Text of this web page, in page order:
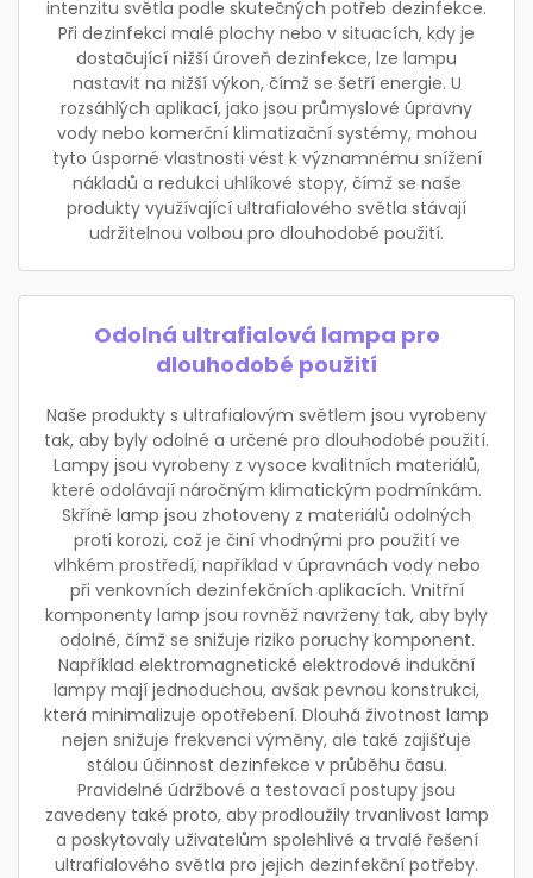
intenzitu světla podle skutečných potřeb dezinfekce.
Při dezinfekci malé plochy nebo v situacích, kdy je
dostačující nižší úroveň dezinfekce, lze lampu
nastavit na nižší výkon, čímž se šetří energie. U
rozsáhlých aplikací, jako jsou průmyslové úpravny
vody nebo komerční klimatizační systémy, mohou
tyto úsporné vlastnosti vést k významnému snížení
nákladů a redukci uhlíkové stopy, čímž se naše
produkty využívající ultrafialového světla stávají
udržitelnou volbou pro dlouhodobé použití.
Odolná ultrafialová lampa pro
dlouhodobé použití
Naše produkty s ultrafialovým světlem jsou vyrobeny
tak, aby byly odolné a určené pro dlouhodobé použití.
Lampy jsou vyrobeny z vysoce kvalitních materiálů,
které odolávají náročným klimatickým podmínkám.
Skříně lamp jsou zhotoveny z materiálů odolných
proti korozi, což je činí vhodnými pro použití ve
vlhkém prostředí, například v úpravnách vody nebo
při venkovních dezinfekčních aplikacích. Vnitřní
komponenty lamp jsou rovněž navrženy tak, aby byly
odolné, čímž se snižuje riziko poruchy komponent.
Například elektromagnetické elektrodové indukční
lampy mají jednoduchou, avšak pevnou konstrukci,
která minimalizuje opotřebení. Dlouhá životnost lamp
nejen snižuje frekvenci výměny, ale také zajišťuje
stálou účinnost dezinfekce v průběhu času.
Pravidelné údržbové a testovací postupy jsou
zavedeny také proto, aby prodloužily trvanlivost lamp
a poskytovaly uživatelům spolehlivé a trvalé řešení
ultrafialového světla pro jejich dezinfekční potřeby.